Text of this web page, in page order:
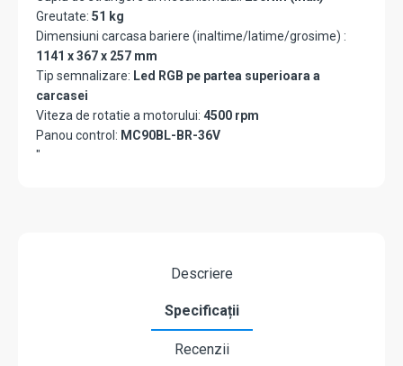
Greutate: 51 kg
Dimensiuni carcasa bariere (inaltime/latime/grosime) :
1141 x 367 x 257 mm
Tip semnalizare: Led RGB pe partea superioara a
carcasei
Viteza de rotatie a motorului: 4500 rpm
Panou control: MC90BL-BR-36V
"
Descriere
Specificații
Recenzii